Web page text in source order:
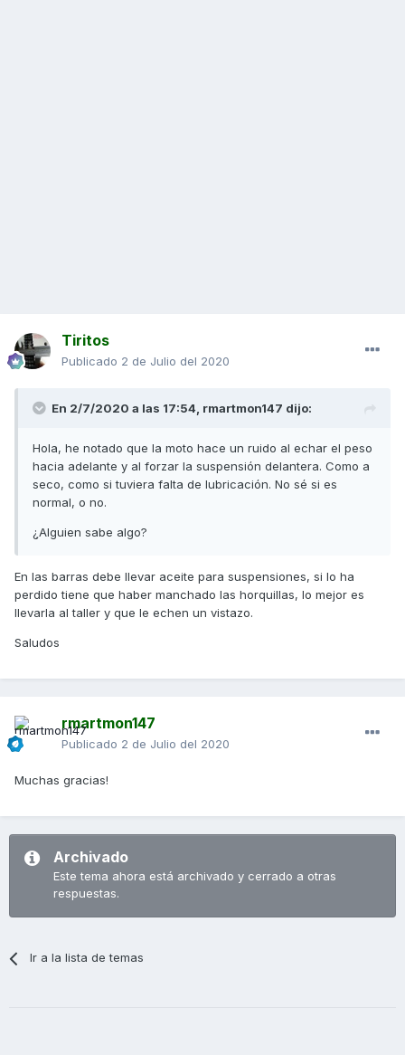
Tiritos
Publicado 2 de Julio del 2020
En 2/7/2020 a las 17:54, rmartmon147 dijo:
Hola, he notado que la moto hace un ruido al echar el peso
hacia adelante y al forzar la suspensión delantera. Como a
seco, como si tuviera falta de lubricación. No sé si es
normal, o no.
¿Alguien sabe algo?
En las barras debe llevar aceite para suspensiones, si lo ha
perdido tiene que haber manchado las horquillas, lo mejor es
llevarla al taller y que le echen un vistazo.
Saludos
rmartmon147
Publicado 2 de Julio del 2020
Muchas gracias!
Archivado
Este tema ahora está archivado y cerrado a otras
respuestas.
Ir a la lista de temas